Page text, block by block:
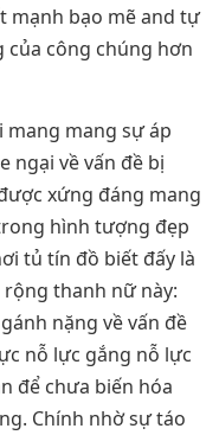
mạnh bạo mẽ and tự
của công chúng hơn
mang sự áp
ngại về vấn đề bị
xứng đáng mang
hình tượng đẹp
tủ tín đồ biết đấy là
thanh nữ này:
nặng về vấn đề
nỗ lực gắng nỗ lực
để chưa biến hóa
Chính nhờ sự táo